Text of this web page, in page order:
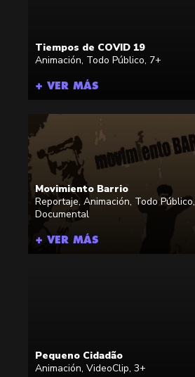
Tiempos de COVID 19
Animación, Todo Público, 7+
+ VER MÁS
Movimiento Barrio
Reportaje, Animación, Todo Público,
Documental
+ VER MÁS
Pequeno Cidadão
Animación, VideoClip, 3+